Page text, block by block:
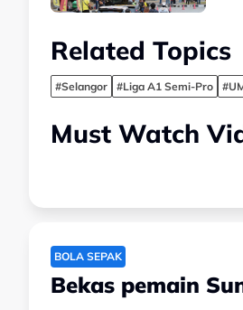
Related Topics
#Selangor #Liga A1 Semi-Pro
Must Watch
BOLA SEPAK
Bekas pemain